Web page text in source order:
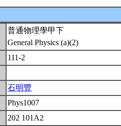
普通物理學甲下
General Physics (a)(2)
111-2
石明豐
Phys1007
202 101A2